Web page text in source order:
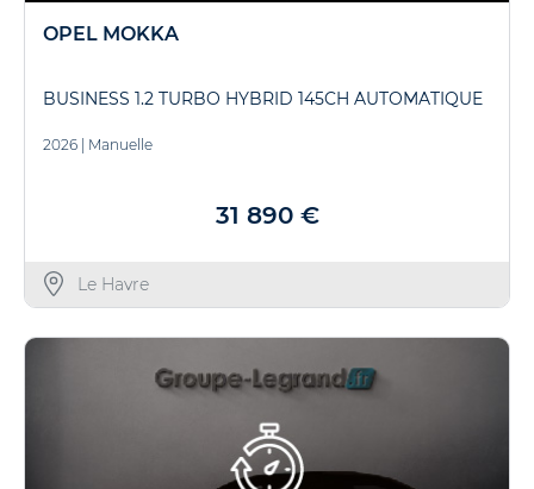
OPEL MOKKA
BUSINESS 1.2 TURBO HYBRID 145CH AUTOMATIQUE
2026 Manuelle
31 890 €
Le Havre